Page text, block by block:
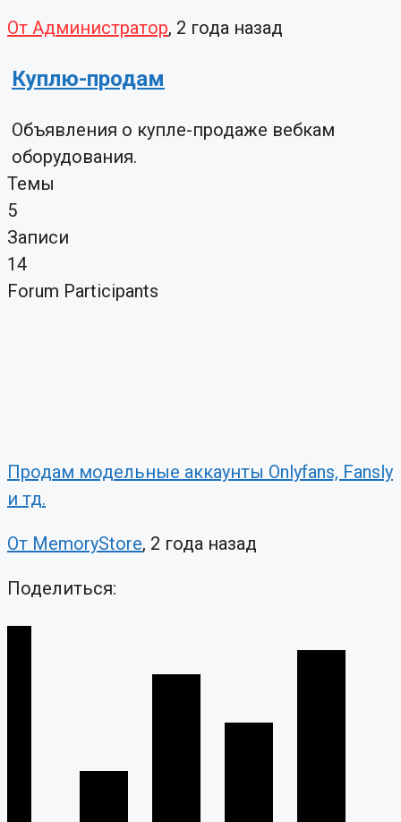
От Администратор, 2 года назад
Куплю-продам
Объявления о купле-продаже вебкам
оборудования.
Темы
5
Записи
14
Forum Participants
Продам модельные аккаунты Onlyfans, Fansly
и тд.
От MemoryStore, 2 года назад
Поделиться: